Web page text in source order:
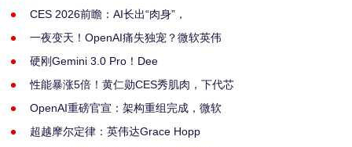
CES 2026前瞻：AI长出“肉身”，
一夜变天！OpenAI痛失独宠？微软英伟
硬刚Gemini 3.0 Pro！Dee
性能暴涨5倍！黄仁勋CES秀肌肉，下代芯
OpenAI重磅官宣：架构重组完成，微软
超越摩尔定律：英伟达Grace Hopp